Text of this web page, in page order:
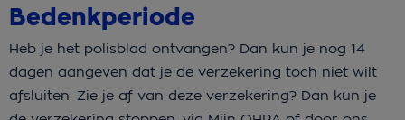
Bedenkperiode
Heb je het polisblad ontvangen? Dan kun je nog 14
dagen aangeven dat je de verzekering toch niet wilt
afsluiten. Zie je af van deze verzekering? Dan kun je